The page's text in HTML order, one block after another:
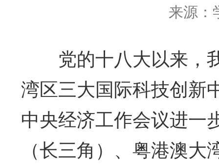
来源：
党的十八大以来，
湾区三大国际科技创新
中央经济工作会议进一
（长三角）、粤港澳